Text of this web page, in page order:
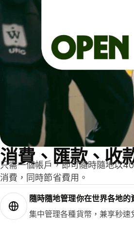
消費、匯款、收
只需一個帳戶，即可隨時隨地以
消費，同時節省費用。
隨時隨地管理你在世界各地的
集中管理各種貨幣，兼享秒速